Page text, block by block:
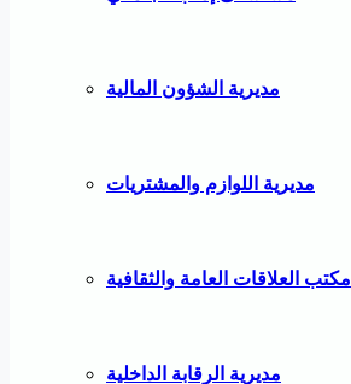
مديرية الشؤون المالية
مديرية اللوازم والمشتريات
مكتب العلاقات العامة والثقافية
مديرية الرقابة الداخلية